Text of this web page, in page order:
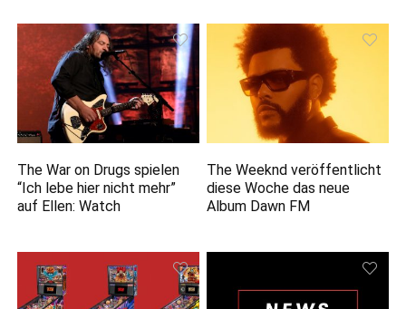
The War on Drugs spielen
“Ich lebe hier nicht mehr”
auf Ellen: Watch
The Weeknd veröffentlicht
diese Woche das neue
Album Dawn FM